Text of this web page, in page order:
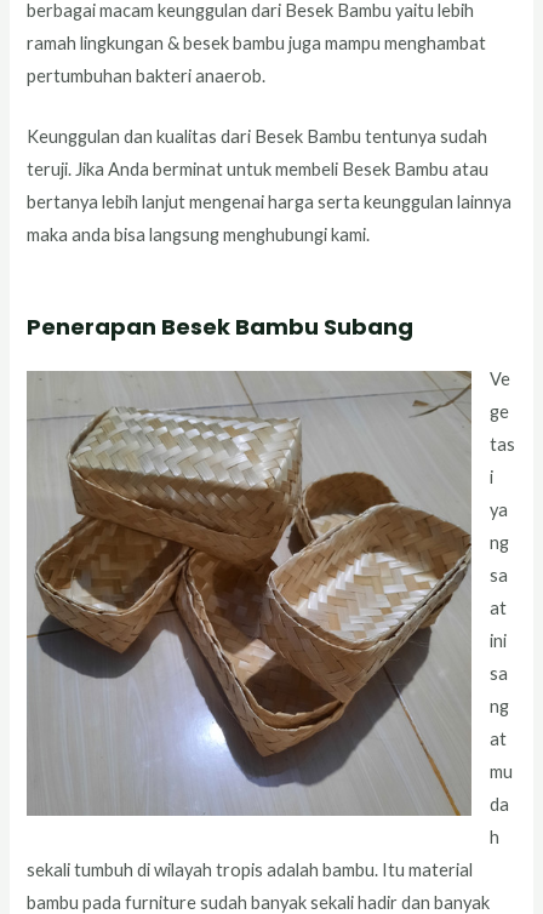
berbagai macam keunggulan dari Besek Bambu yaitu lebih
ramah lingkungan & besek bambu juga mampu menghambat
pertumbuhan bakteri anaerob.
Keunggulan dan kualitas dari Besek Bambu tentunya sudah
teruji. Jika Anda berminat untuk membeli Besek Bambu atau
bertanya lebih lanjut mengenai harga serta keunggulan lainnya
maka anda bisa langsung menghubungi kami.
Penerapan Besek Bambu Subang
Ve
ge
tas
i
ya
ng
sa
at
ini
sa
ng
at
mu
da
h
sekali tumbuh di wilayah tropis adalah bambu. Itu material
bambu pada furniture sudah banyak sekali hadir dan banyak